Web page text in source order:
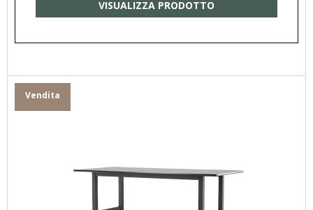
VISUALIZZA PRODOTTO
Vendita